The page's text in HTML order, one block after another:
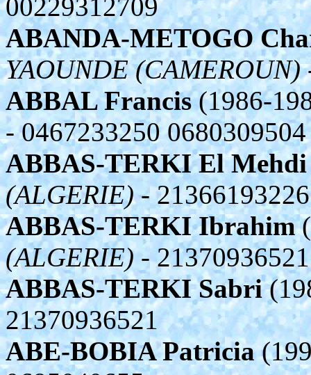
00229312709
ABANDA-METOGO
YAOUNDE (CAMEROUN)
ABBAL Francis(1986-
- 0467233250 0680309504
ABBAS-TERKI El Mehdi
(ALGERIE)-
ABBAS-TERKI Ibrahim
(ALGERIE)- 21370936521
ABBAS-TERKI Sabri
21370936521
ABE-BOBIA Patricia